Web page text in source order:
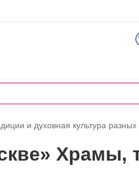
и духовная культура
Храмы,